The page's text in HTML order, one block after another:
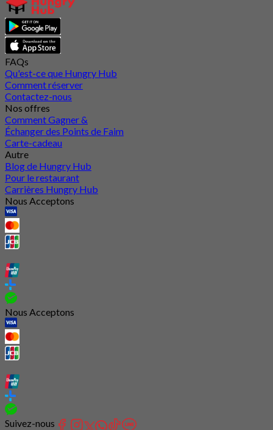
FAQs
Qu'est-ce que Hungry Hub
Comment réserver
Contactez-nous
Nos offres
Comment Gagner &
Échanger des Points de Faim
Carte-cadeau
Autre
Blog de Hungry Hub
Pour le restaurant
Carrières Hungry Hub
Nous Acceptons
Nous Acceptons
Suivez-nous